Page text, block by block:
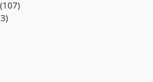
(107)